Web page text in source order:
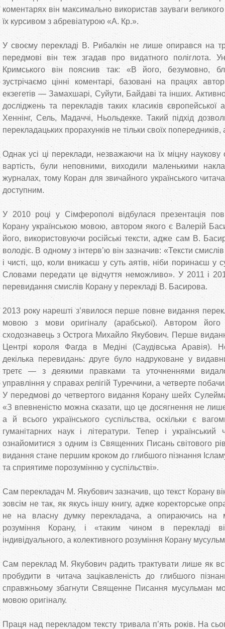
коментарях він максимально використав зауваги
їх курсивом з абревіатурою «А. Кр.».
У своєму перекладі В. Рибалкін не лише опирався на
передмові він теж згадав про видатного поліглота.
Кримського він пояснив так: «В його, безумовно,
зустрічаємо цінні коментарі, базовані на працях
екзегетів — Замахшарі, Суйути, Байдаві та інших.
досліджень та перекладів таких класиків європейської
Хеннінг, Сель, Мадаччі, Ньольдекке. Такий підхід
перекладацьких прорахунків не тільки своїх попередників,
Однак усі ці переклади, незважаючи на їх міцну
вартість, були неповними, виходили маленькими
журналах, тому Коран для звичайного українського
доступним.
У 2010 році у Сімферополі відбулася презентація
Корану українською мовою, автором якого є Валерій
його, використовуючи російські тексти, адже сам В.
володіє. В одному з інтерв’ю він зазначив: «Тексти
і чисті, що, коли вникаєш у суть аятів, ніби поринаєш у
Словами передати це відчуття неможливо». У 2011 і
перевидання смислів Корану у перекладі В. Басирова.
2013 року нарешті з’явилося перше повне видання
мовою з мови оригіналу (арабської). Автором його
сходознавець з Острога Михайло Якубович. Перше
Центрі короля Фагда в Медіні (Саудівська Аравія).
декілька перевидань: друге було надруковане у
третє — з деякими правками та уточненнями
управління у справах релігій Туреччини, а четверте
У передмові до четвертого видання Корану шейх
«З впевненістю можна сказати, що це досягнення не
а й всього українського суспільства, оскільки є
гуманітарних наук і літератури. Тепер і
ознайомитися з одним із Священних Писань світового
видання стане першим кроком до глибшого пізнання
та сприятиме порозумінню у суспільстві».
Сам перекладач М. Якубович зазначив, що текст Корану
зовсім не так, як якусь іншу книгу, адже коректорське
не на власну думку перекладача, а опираючись на
розуміння Корану, і «таким чином в перекладі
індивідуального, а колективного розуміння Корану
Сам переклад М. Якубович радить трактувати лише як
пробудити в читача зацікавленість до глибшого
справжньому збагнути Священне Писання мусульман
мовою оригіналу.
Праця над перекладом тексту тривала п’ять років. На